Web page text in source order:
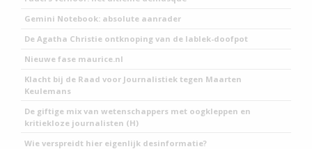
Gemini Notebook: absolute aanrader
De Agatha Christie ontknoping van de lablek-doofpot
Nieuwe fase maurice.nl
Klacht bij de Raad voor Journalistiek tegen Maarten
Keulemans
De giftige mix van wetenschappers met oogkleppen en
kritiekloze journalisten (H)
Wie verspreidt hier eigenlijk desinformatie?